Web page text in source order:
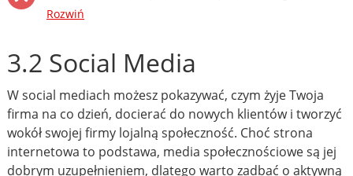
Rozwiń
3.2 Social Media
W social mediach możesz pokazywać, czym żyje Twoja
firma na co dzień, docierać do nowych klientów i tworzyć
wokół swojej firmy lojalną społeczność. Choć strona
internetowa to podstawa, media społecznościowe są jej
dobrym uzupełnieniem, dlatego warto zadbać o aktywną